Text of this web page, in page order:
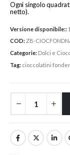
Ogni singolo
netto).
Versione disponibile::
COD:ZB-
Categorie: Dolci e
Tag: cioccolatini